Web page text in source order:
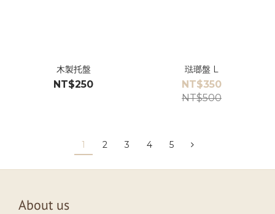
木製托盤
NT$250
琺瑯盤 L
NT$350
NT$500
1 2 3 4 5
About us